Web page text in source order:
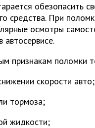
обезопасить
средства. При
осмотры
автосервисе.
признакам поломки
скорости авто;
тормоза;
жидкости;